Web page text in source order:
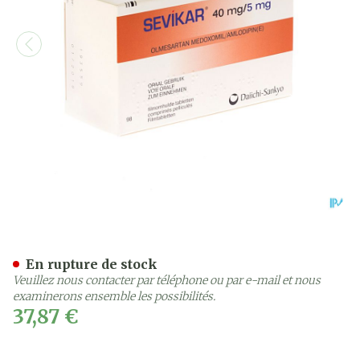
37,87 €
En rupture de stock
Veuillez nous contacter par téléphone ou par e-mail et nous
examinerons ensemble les possibilités.